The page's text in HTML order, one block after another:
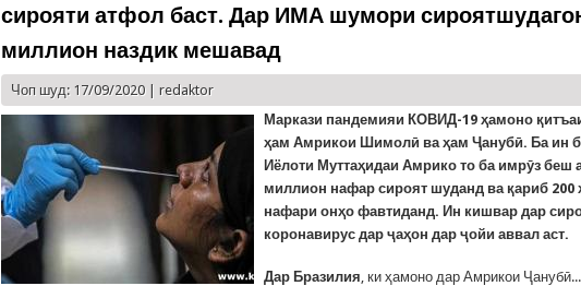
сирояти атфол баст. Дар ИМА шумори
миллион наздик мешавад
Чоп шуд: 17/09/2020 |redaktor
Маркази пандемияи КОВИД-19 ҳамоно
ҳам Амрикои Шимолӣ ва ҳам Ҷанубӣ. Ба ин
Иёлоти Муттаҳидаи Амрико то ба имрӯз беш
миллион нафар сироят шуданд ва қариб 200
нафари онҳо фавтиданд. Ин кишвар дар
коронавирус дар ҷаҳон дар ҷойи аввал аст.
Дар Бразилия , ки ҳамоно дар Амрикои Ҷанубӣ...